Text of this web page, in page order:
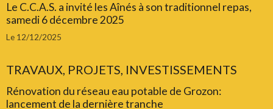
Le C.C.A.S. a invité les Aînés à son traditionnel repas,
samedi 6 décembre 2025
Le 12/12/2025
TRAVAUX, PROJETS, INVESTISSEMENTS
Rénovation du réseau eau potable de Grozon:
lancement de la dernière tranche